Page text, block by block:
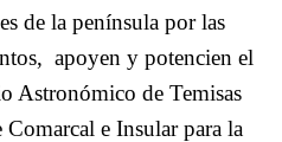
de la península por las
apoyen y potencien el
Astronómico de Temisas
e Insular para la